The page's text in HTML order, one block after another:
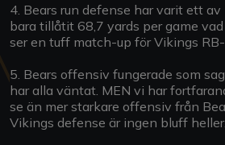
4. Bears run defense har varit ett
bara tillåtit 68,7 yards per game
ser en tuff match-up för Vikings
5. Bears offensiv fungerade som
har alla väntat. MEN vi har
se än mer starkare offensiv från
Vikings defense är ingen bluff heller.